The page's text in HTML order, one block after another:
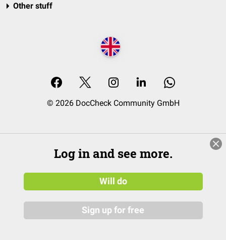
Other stuff
© 2026 DocCheck Community GmbH
Log in and see more.
Will do
Sign up for free